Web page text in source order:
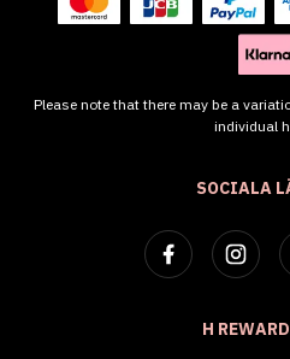
SOCIALA
H
Please note that there may be a
individual